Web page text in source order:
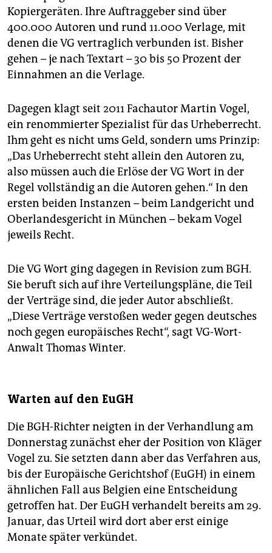
Kopiergeräten. Ihre Auftraggeber sind über
400.000 Autoren und rund 11.000 Verlage, mit
denen die VG vertraglich verbunden ist. Bisher
gehen – je nach Textart – 30 bis 50 Prozent der
Einnahmen an die Verlage.
Dagegen klagt seit 2011 Fachautor Martin Vogel,
ein renommierter Spezialist für das Urheberrecht.
Ihm geht es nicht ums Geld, sondern ums Prinzip:
„Das Urheberrecht steht allein den Autoren zu,
also müssen auch die Erlöse der VG Wort in der
Regel vollständig an die Autoren gehen.“ In den
ersten beiden Instanzen – beim Landgericht und
Oberlandesgericht in München – bekam Vogel
jeweils Recht.
Die VG Wort ging dagegen in Revision zum BGH.
Sie beruft sich auf ihre Verteilungspläne, die Teil
der Verträge sind, die jeder Autor abschließt.
„Diese Verträge verstoßen weder gegen deutsches
noch gegen europäisches Recht“, sagt VG-Wort-
Anwalt Thomas Winter.
Warten auf den EuGH
Die BGH-Richter neigten in der Verhandlung am
Donnerstag zunächst eher der Position von Kläger
Vogel zu. Sie setzten dann aber das Verfahren aus,
bis der Europäische Gerichtshof (EuGH) in einem
ähnlichen Fall aus Belgien eine Entscheidung
getroffen hat. Der EuGH verhandelt bereits am 29.
Januar, das Urteil wird dort aber erst einige
Monate später verkündet.